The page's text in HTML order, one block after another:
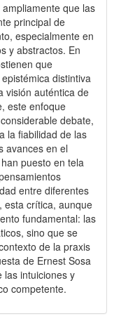
que las
principal de
especialmente en
y abstractos. En
que
distintiva
visión auténtica de
este enfoque
debate,
la fiabilidad de las
avances en el
puesto en tela
entre diferentes
esta crítica, aunque
fundamental: las
sino que se
de la praxis
de Ernest Sosa
las intuiciones y
competente.